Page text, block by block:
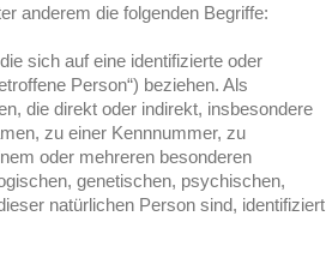
anderem die folgenden Begriffe:
sich auf eine identifizierte oder
Person“) beziehen. Als
die direkt oder indirekt, insbesondere
zu einer Kennnummer, zu
oder mehreren besonderen
genetischen, psychischen,
natürlichen Person sind, identifiziert